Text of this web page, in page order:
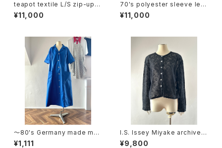
teapot textile L/S zip-up h
oodie
¥11,000
70's polyester sleeve les
s tops
¥11,000
〜80's Germany made me
dical dress
¥1,111
I.S. Issey Miyake archive c
otton lace cardigan
¥9,800